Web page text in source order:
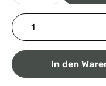
Produkt Anzahl:
In den